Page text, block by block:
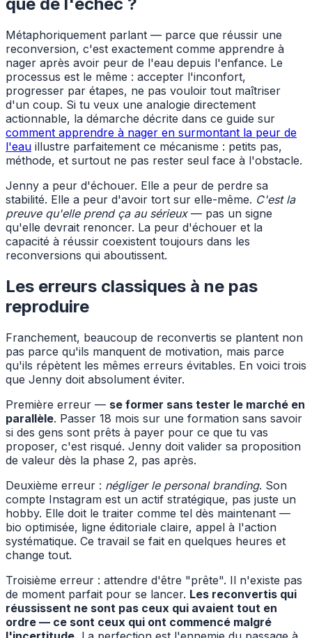
Métaphoriquement parlant — parce que réussir une
reconversion, c'est exactement comme apprendre à
nager après avoir peur de l'eau depuis l'enfance. Le
processus est le même : accepter l'inconfort,
progresser par étapes, ne pas vouloir tout maîtriser
d'un coup. Si tu veux une analogie directement
actionnable, la démarche décrite dans ce guide sur
comment apprendre à nager en surmontant la peur de
l'eau illustre parfaitement ce mécanisme : petits pas,
méthode, et surtout ne pas rester seul face à l'obstacle.
Jenny a peur d'échouer. Elle a peur de perdre sa
stabilité. Elle a peur d'avoir tort sur elle-même. C'est la
preuve qu'elle prend ça au sérieux— pas un signe
qu'elle devrait renoncer. La peur d'échouer et la
capacité à réussir coexistent toujours dans les
reconversions qui aboutissent.
Les erreurs classiques à ne pas
reproduire
Franchement, beaucoup de reconvertis se plantent non
pas parce qu'ils manquent de motivation, mais parce
qu'ils répètent les mêmes erreurs évitables. En voici trois
que Jenny doit absolument éviter.
Première erreur — se former sans tester le marché en
parallèle. Passer 18 mois sur une formation sans savoir
si des gens sont prêts à payer pour ce que tu vas
proposer, c'est risqué. Jenny doit valider sa proposition
de valeur dès la phase 2, pas après.
Deuxième erreur : négliger le personal branding. Son
compte Instagram est un actif stratégique, pas juste un
hobby. Elle doit le traiter comme tel dès maintenant —
bio optimisée, ligne éditoriale claire, appel à l'action
systématique. Ce travail se fait en quelques heures et
change tout.
Troisième erreur : attendre d'être "prête". Il n'existe pas
de moment parfait pour se lancer. Les reconvertis qui
réussissent ne sont pas ceux qui avaient tout en
ordre — ce sont ceux qui ont commencé malgré